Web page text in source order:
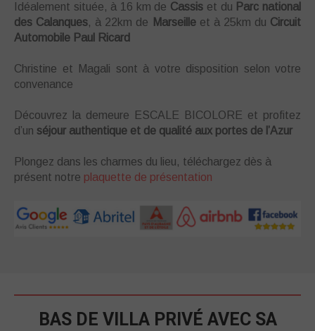
Idéalement située, à 16 km de Cassis et du Parc national
des Calanques, à 22km de Marseilleet à 25km du Circuit
Automobile Paul Ricard
Christine et Magali sont à votre disposition selon votre
convenance
Découvrez la demeure ESCALE BICOLORE et profitez
d’un séjour authentique et de qualité aux portes de l’Azur
Plongez dans les charmes du lieu, téléchargez dès à
présent notre plaquette de présentation
BAS DE VILLA PRIVÉ AVEC SA